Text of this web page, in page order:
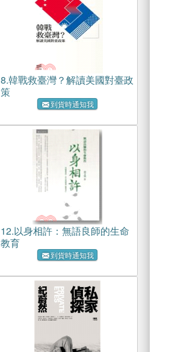
8.韓戰救臺灣？解讀美國對臺政
策
到貨時通知我
12.以身相許：無語良師的生命
教育
到貨時通知我